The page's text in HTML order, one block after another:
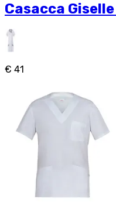
Casacca
€ 41